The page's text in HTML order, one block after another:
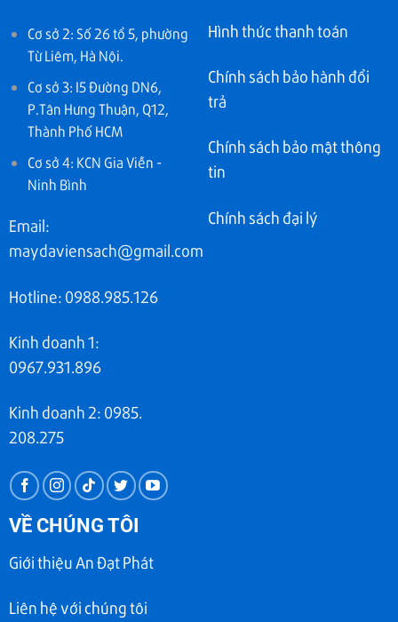
Cơ sở 2: Số 26 tổ 5, phường
Từ Liêm, Hà Nội.
Cơ sở 3: I5 Đường DN6,
P.Tân Hưng Thuận, Q12,
Thành Phố HCM
Cơ sở 4: KCN Gia Viễn -
Ninh Bình
Email:
maydaviensach@gmail.com
Hotline: 0988.985.126
Kinh doanh 1:
0967.931.896
Kinh doanh 2: 0985.
208.275
Hình thức thanh toán
Chính sách bảo hành đổi
trả
Chính sách bảo mật thông
tin
Chính sách đại lý
VỀ CHÚNG TÔI
Giới thiệu An Đạt Phát
Liên hệ với chúng tôi